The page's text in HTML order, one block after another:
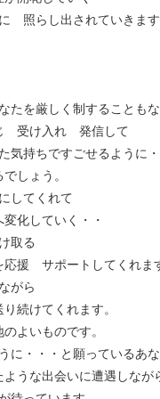
らし出されていきます
を厳しく制することもな
受け入れ 発信して
持ちですごせるように・
しょう。
してくれて
化していく・・
取る
援 サポートしてくれま
がら
続けてくれます。
よいものです。
・・・と願っているあな
うな出会いに遭遇しなが